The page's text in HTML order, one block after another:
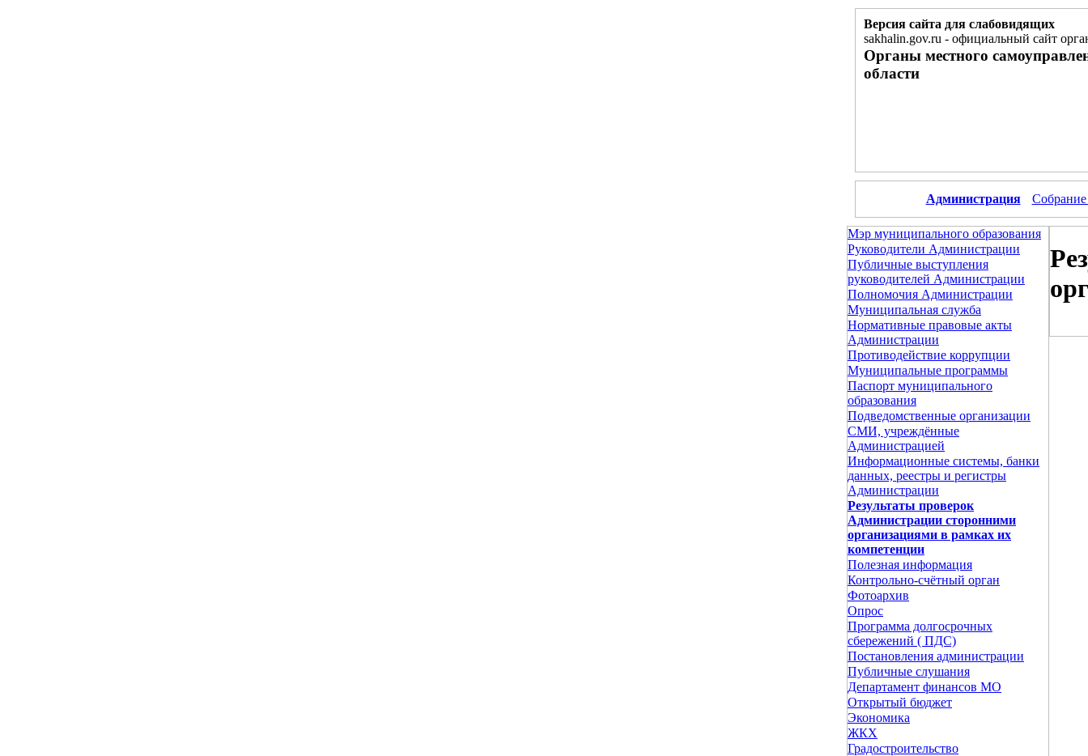
Версия сайта для слабовидящих
sakhalin.gov.ru - официальный сайт
Органы местного
области
Администрация Собрание
Мэр муниципального образования
Руководители Администрации
Публичные выступления
руководителей Администрации
Полномочия Администрации
Муниципальная служба
Нормативные правовые акты
Администрации
Противодействие коррупции
Муниципальные программы
Паспорт муниципального
образования
Подведомственные организации
СМИ, учреждённые
Администрацией
Информационные системы, банки
данных, реестры и регистры
Администрации
Результаты проверок
Администрации сторонними
организациями в рамках их
компетенции
Полезная информация
Контрольно-счётный орган
Фотоархив
Опрос
Программа долгосрочных
сбережений ( ПДС)
Постановления администрации
Публичные слушания
Департамент финансов МО
Открытый бюджет
Экономика
ЖКХ
Градостроительство